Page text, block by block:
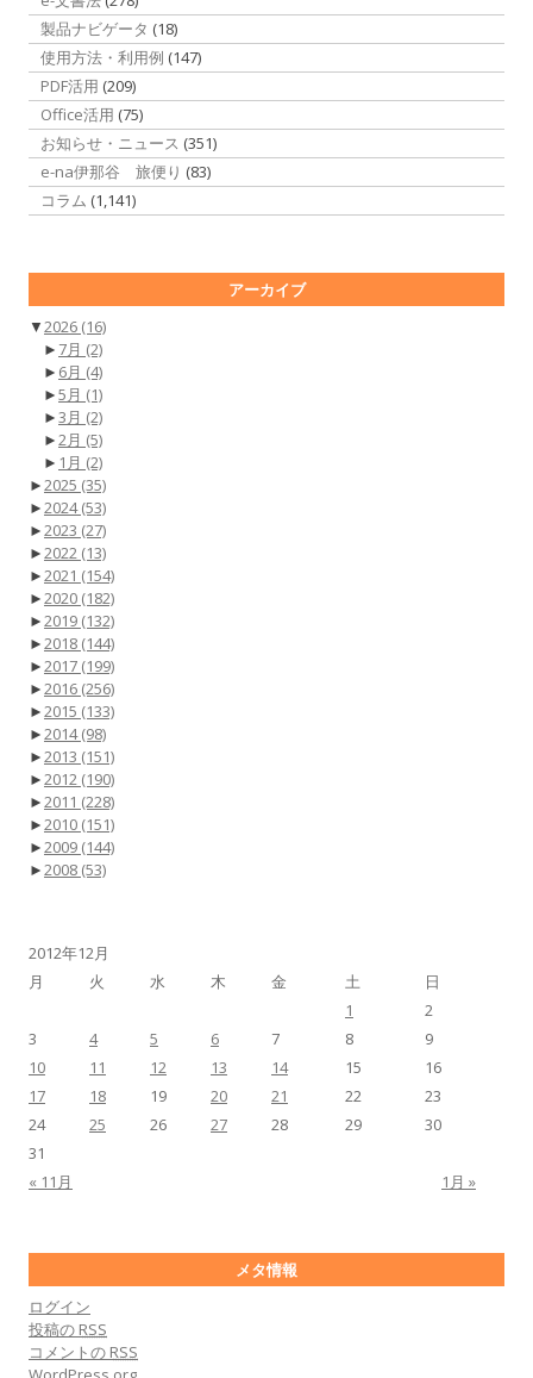
製品ナビゲータ (18)
使用方法・利用例 (147)
PDF活用 (209)
Office活用 (75)
お知らせ・ニュース (351)
e-na伊那谷 旅便り (83)
コラム (1,141)
アーカイブ
▼2026 (16)
► 7月 (2)
► 6月 (4)
►5月 (1)
►3月 (2)
►2月 (5)
► 1月 (2)
►2025 (35)
►2024(53)
►2023 (27)
►2022 (13)
►2021 (154)
►2020 (182)
►2019 (132)
►2018 (144)
►2017 (199)
►2016 (256)
►2015 (133)
►2014(98)
►2013 (151)
►2012 (190)
►2011 (228)
►2010 (151)
►2009 (144)
►2008 (53)
2012年12月
月
火 水 木 金 土 日
« 11月 1月 »
1
2
3
4 5 6 7 8
9
10
11 12 13 14 15
16
17
18 19 20 21 22
23
24
25 26 27 28 29
30
31
メタ情報
ログイン
投稿の RSS
コメントの RSS